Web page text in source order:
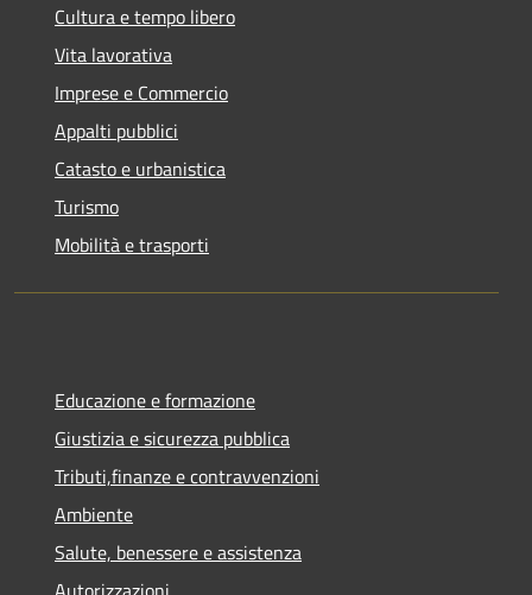
Cultura e tempo libero
Vita lavorativa
Imprese e Commercio
Appalti pubblici
Catasto e urbanistica
Turismo
Mobilità e trasporti
Educazione e formazione
Giustizia e sicurezza pubblica
Tributi,finanze e contravvenzioni
Ambiente
Salute, benessere e assistenza